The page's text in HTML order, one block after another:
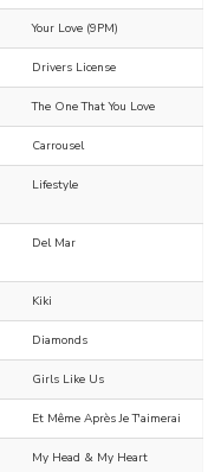
Your Love (9PM)
Drivers License
The One That You Love
Carrousel
Lifestyle
Del Mar
Kiki
Diamonds
Girls Like Us
Et Même Après Je T'aimerai
My Head & My Heart